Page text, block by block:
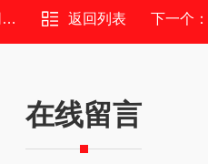
返回列表 下一个：
在线留言